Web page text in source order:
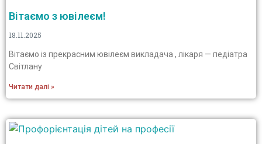
Вітаємо з ювілеєм!
18.11.2025
Вітаємо із прекрасним ювілеєм викладача , лікаря — педіатра
Світлану
Читати далі »